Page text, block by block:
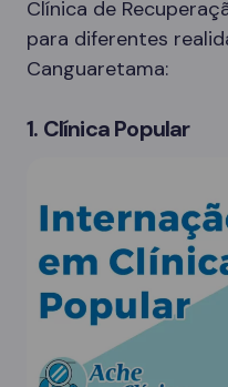
Clínica de
para diferentes
Canguaretama:
1. Clínica Popular